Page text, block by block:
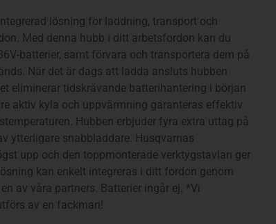
lösning för laddning, transport och
Med denna hubb i ditt arbetsfordon kan du
batterier, samt förvara och transportera dem på
När det är dags att ladda ansluts hubben
eliminerar tidskrävande batterihantering i början
aktiv kyla och uppvärmning garanteras effektiv
Hubben erbjuder fyra extra uttag på
ytterligare snabbladdare. Husqvarnas
upp och den toppmonterade verktygstavlan ger
kan enkelt integreras i ditt fordon genom
av våra partners. Batterier ingår ej. *Vi
av en fackman!